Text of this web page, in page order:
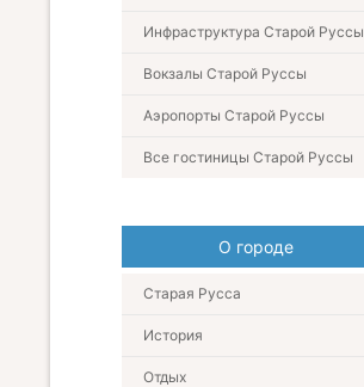
Инфраструктура Старой Руссы
Вокзалы Старой Руссы
Аэропорты Старой Руссы
Все гостиницы Старой Руссы
О городе
Старая Русса
История
Отдых